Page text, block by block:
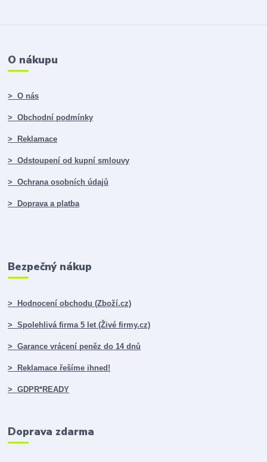
O nákupu
> O nás
> Obchodní podmínky
> Reklamace
> Odstoupení od kupní smlouvy
> Ochrana osobních údajů
> Doprava a platba
Bezpečný nákup
> Hodnocení obchodu (Zboží.cz)
> Spolehlivá firma 5 let (Živé firmy.cz)
> Garance vrácení peněz do 14 dnů
> Reklamace řešíme ihned!
> GDPR*READY
Doprava zdarma